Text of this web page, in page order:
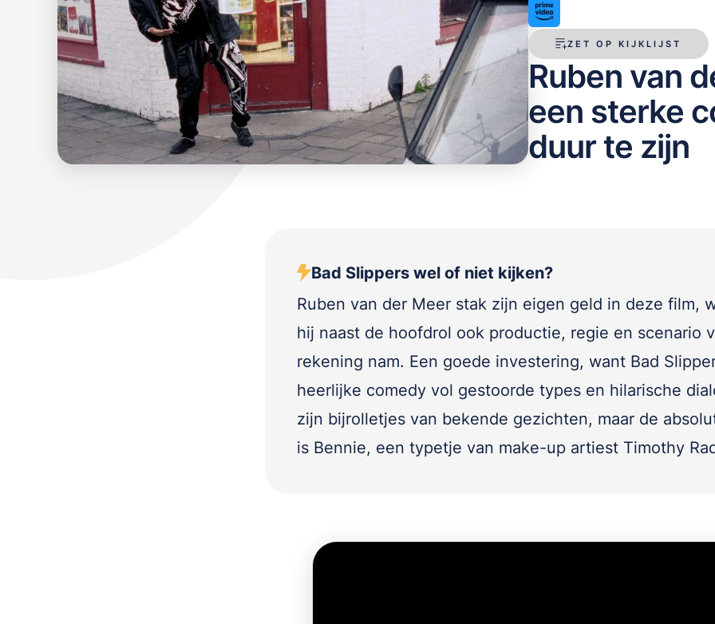
ZET OP KIJKLIJST
Ruben van
een sterke
duur te zijn
Bad Slippers wel of niet kijken?
Ruben van der Meer stak zijn eigen geld in deze film,
hij naast de hoofdrol ook productie, regie en scenario
rekening nam. Een goede investering, want Bad
heerlijke comedy vol gestoorde types en hilarische
zijn bijrolletjes van bekende gezichten, maar de
is Bennie, een typetje van make-up artiest Timothy